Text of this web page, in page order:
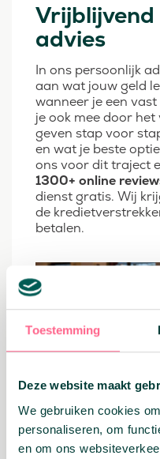
Toestemming
Deze website maakt
We gebruiken cookies
personaliseren, om
en om ons
advies
In ons persoonlijk
aan wat jouw geld
wanneer je een
je ook mee door
geven stap voor
en wat je beste
ons voor dit traject
1300+ online
dienst gratis. Wij
de
betalen.
plus bij